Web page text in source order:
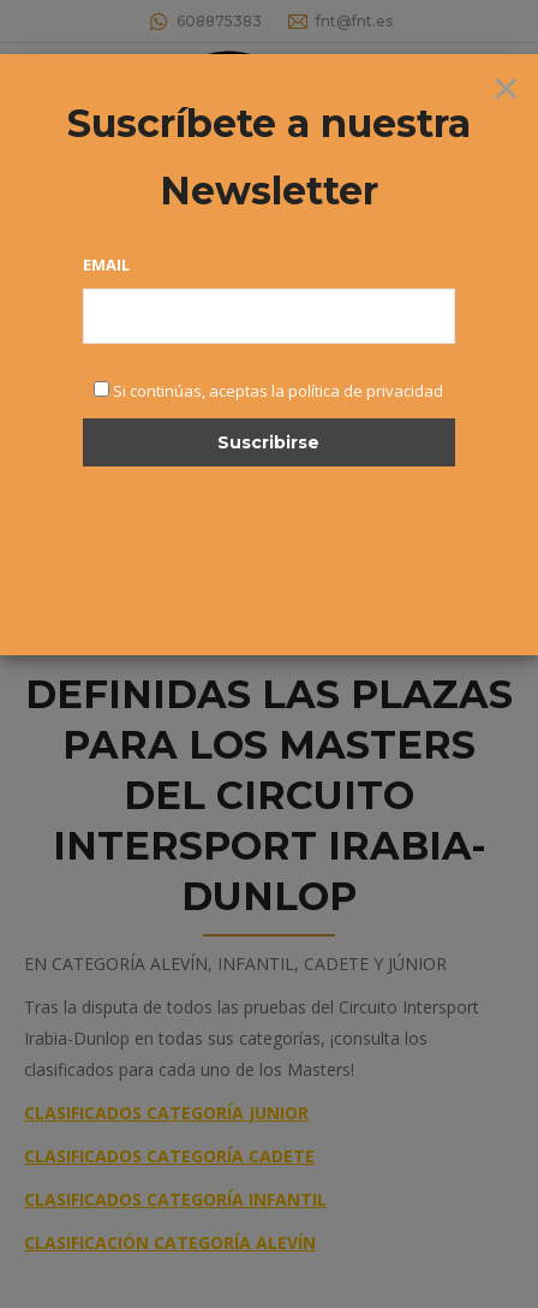
608875383 fnt@fnt.es
Buscar:
DEFINIDAS LAS PLAZAS
PARA LOS MASTERS
DEL CIRCUITO
INTERSPORT IRABIA-
DUNLOP
EN CATEGORÍA ALEVÍN, INFANTIL, CADETE Y JÚNIOR
Tras la disputa de todos las pruebas del Circuito Intersport
Irabia-Dunlop en todas sus categorías, ¡consulta los
clasificados para cada uno de los Masters!
CLASIFICADOS CATEGORÍA JUNIOR
CLASIFICADOS CATEGORÍA CADETE
CLASIFICADOS CATEGORÍA INFANTIL
CLASIFICACIÓN CATEGORÍA ALEVÍN
×
Suscríbete a nuestra
Newsletter
EMAIL
Si continúas, aceptas la política de privacidad